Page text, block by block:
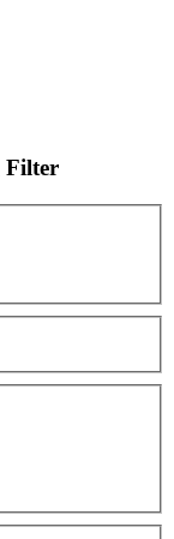
Filter